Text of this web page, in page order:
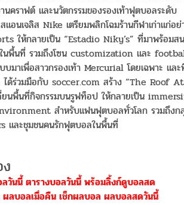
คราฟต์ และนวัตกรรมของรองเท้าฟุตบอลระดับ
อนเจลิส Nike เตรียมพลิกโฉมร้านกีฬาเก่าแก่อย่
ให้กลายเป็น “Estadio Niky’s” ที่มาพร้อมส
นพื้นที่ รวมถึงโซน customization และ
มาเพื่อสาวกรองเท้า Mercurial โดยเฉพาะ แล
ด้ร่วมมือกับ soccer.com สร้าง “The Roof At
ยนพื้นที่กิจกรรมบนรูฟท็อป ให้กลายเป็น
สำหรับแฟนฟุตบอลทั่วโลก รวมถึงก
และชุมชนคนรักฟุตบอลในพื้นที่
วันนี้ ตารางบอลวันนี้ พร้อมลิ้งก์ดูบอลสด
ลบอลเมื่อคืน เช็กผลบอล ผลบอลสดวันนี้